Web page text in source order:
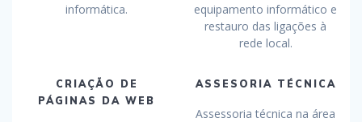
informática.
equipamento informático e
restauro das ligações à
rede local.
CRIAÇÃO DE
PÁGINAS DA WEB
ASSESORIA TÉCNICA
Assessoria técnica na área